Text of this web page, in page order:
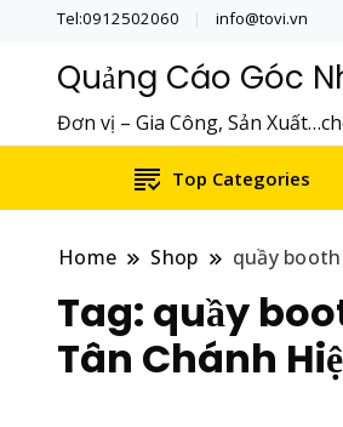
Tel:0912502060 info@tovi.vn
Quảng Cáo Góc
Đơn vị – Gia Công, Sản
Top Categories
Home Shop quầy
Tag: quầy
Tân Chánh